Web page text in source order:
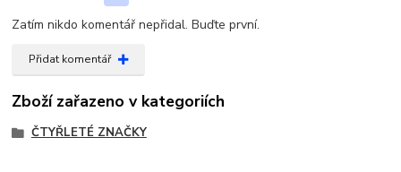
Zatím nikdo komentář nepřidal. Buďte první.
Přidat komentář
Zboží zařazeno v kategoriích
ČTYŘLETÉ ZNAČKY